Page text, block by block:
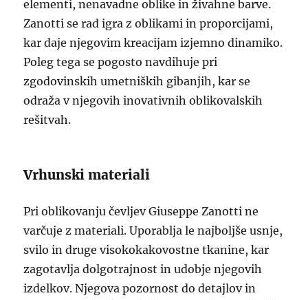
elementi, nenavadne oblike in živahne barve.
Zanotti se rad igra z oblikami in proporcijami,
kar daje njegovim kreacijam izjemno dinamiko.
Poleg tega se pogosto navdihuje pri
zgodovinskih umetniških gibanjih, kar se
odraža v njegovih inovativnih oblikovalskih
rešitvah.
Vrhunski materiali
Pri oblikovanju čevljev Giuseppe Zanotti ne
varčuje z materiali. Uporablja le najboljše usnje,
svilo in druge visokokakovostne tkanine, kar
zagotavlja dolgotrajnost in udobje njegovih
izdelkov. Njegova pozornost do detajlov in